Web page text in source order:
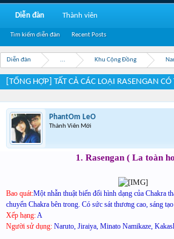
Diễn đàn ... Khu Cộng Đồng
[TỔNG HỢP] TẤT CẢ CÁC LOẠI RASENGAN
PhantOm LeO
Thành Viên Mới
1. Rasengan ( La toàn
Bao quát:Một nhẫn thuật biến đổi hình dạng của Chakra
chuyển Chakra bên trong. Có sức sát thương cao, sáng
Xếp hạng:A
Người sử dụng: Naruto, Jiraiya, Minato Namikaze,
Diễn đàn
Tìm kiếm diễn đàn Recent Posts
Thành viên